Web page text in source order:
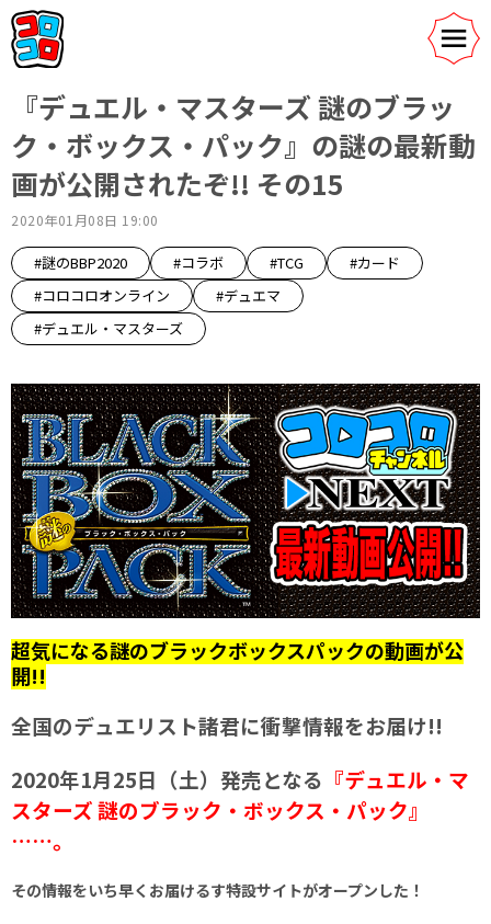
『デュエル・マスターズ 謎のブラッ
ク・ボックス・パック』の謎の最新動
画が公開されたぞ!! その15
2020年01月08日 19:00
#謎のBBP2020 #コラボ #TCG
#カード
#コロコロオンライン
#デュエマ
#デュエル・マスターズ
超気になる謎のブラックボックスパックの動画が公
開!!
全国のデュエリスト諸君に衝撃情報をお届け!!
2020年1月25日（土）発売となる 『デュエル・マ
スターズ 謎のブラック・ボックス・パック』
……。
その情報をいち早くお届けるす特設サイトがオープンした！